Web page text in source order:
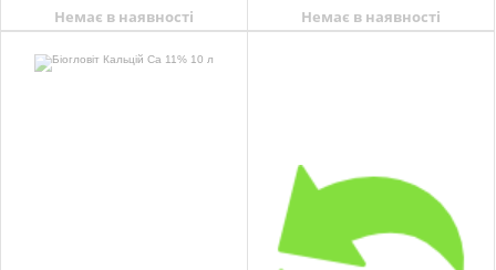
Немає в наявності Немає в наявності